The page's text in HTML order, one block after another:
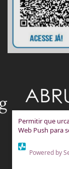
Permitir que
Web Push para
Powered by